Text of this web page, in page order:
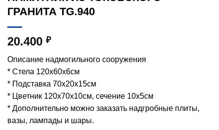
ГРАНИТА TG.940
20.400 ₽
Описание надмогильного сооружения
* Стела 120х60х6см
* Подставка 70х20х15см
* Цветник 120х70х10см, сечение 10х5см
* Дополнительно можно заказать надгробные плиты,
вазы, лампады и шары.